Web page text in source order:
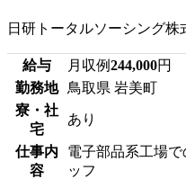
日研トータルソーシング株
給与 月収例244,000円
勤務地
鳥取県 岩美町
寮・社
宅
あり
仕事内
容
電子部品系工場
ッフ